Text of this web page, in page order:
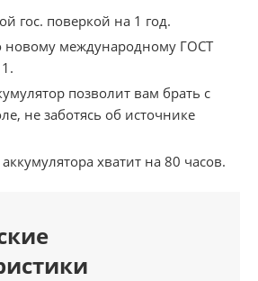
гос. поверкой на 1 год.
новому международному ГОСТ
позволит вам брать с
не заботясь об источнике
хватит на 80 часов.